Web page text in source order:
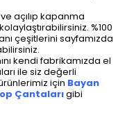
ve açılıp kapanma
%100
çeşitlerini sayfamızda
kendi fabrikamızda el
ile siz değerli
için Bayan
Çantalarıgibi